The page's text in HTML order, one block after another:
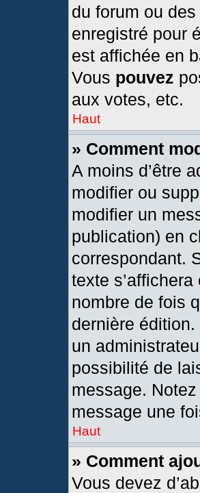
du forum ou
enregistré pour
est affichée en
Vous pouvez
aux votes, etc.
Haut
» Comment
A moins d’être
modifier ou
modifier un
publication) en
correspondant.
texte
nombre de fois
dernière
un
possibilité de
message.
message une
Haut
» Comment
Vous devez